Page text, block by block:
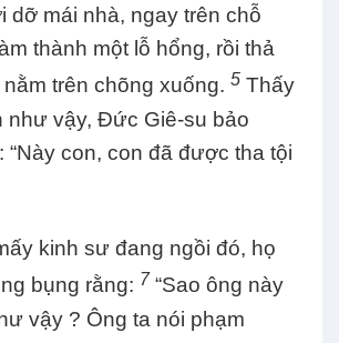
dỡ mái nhà, ngay trên chỗ
thành một lỗ hổng, rồi thả
trên chõng xuống. 5 Thấy
như vậy, Đức Giê-su bảo
“Này con, con đã được tha tội
kinh sư đang ngồi đó, họ
bụng rằng: 7 “Sao ông này
vậy ? Ông ta nói phạm